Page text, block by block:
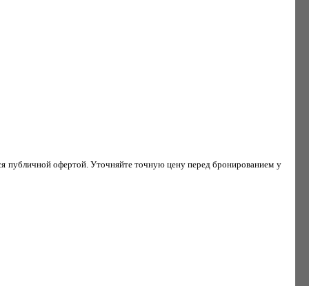
публичной офертой. Уточняйте точную цену перед бронированием у